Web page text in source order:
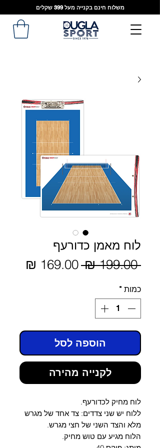
משלוח חינם בקנייה מעל 399 שקלים
לוח מאמן כדורעף
‏199.00 ‏₪
מחיר
כמות *
הוספה לסל
לקנייה מהירה
לוח מחיק לכדורעף.
ללוח יש שני צדדים: צד אחד של מגרש
מלא והצד השני של חצי מגרש.
הלוח מגיע עם טוש מחיק.